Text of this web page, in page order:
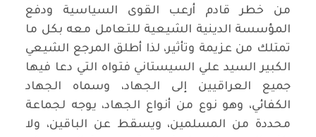
من خطر قادم أرعب القوى السياسية ودفع
المؤسسة الدينية الشيعية للتعامل معه بكل ما
تمتلك من عزيمة وتأثير، لذا أطلق المرجع الشيعي
الكبير السيد علي السيستاني فتواه التي دعا فيها
جميع العراقيين إلى الجهاد، وسماه الجهاد
الكفائي، وهو نوع من أنواع الجهاد، يوجه لجماعة
محددة من المسلمين، ويسقط عن الباقين، ولا